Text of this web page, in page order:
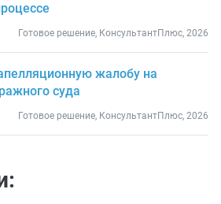
Готовое решение, КонсультантПлюс, 2026
жалобу на
суда
Готовое решение, КонсультантПлюс, 2026